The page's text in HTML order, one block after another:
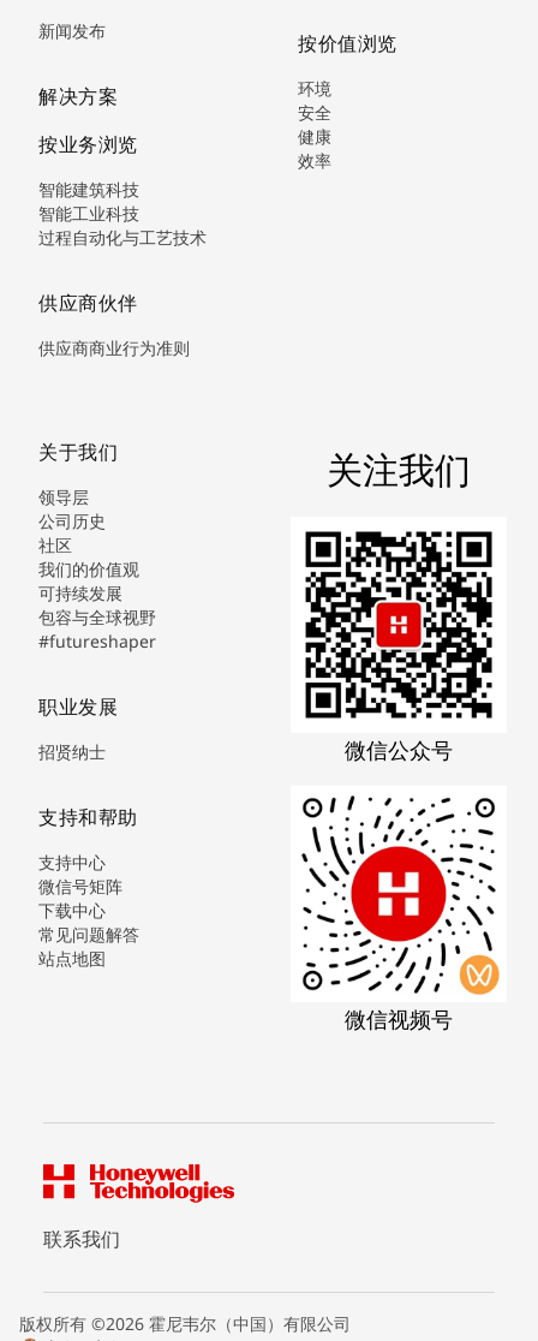
新闻发布
解决方案
按业务浏览
智能建筑科技
智能工业科技
过程自动化与工艺技术
供应商伙伴
供应商商业行为准则
按价值浏览
环境
安全
健康
效率
关于我们
领导层
公司历史
社区
我们的价值观
可持续发展
包容与全球视野
#futureshaper
职业发展
招贤纳士
支持和帮助
支持中心
微信号矩阵
下载中心
常见问题解答
站点地图
关注我们
微信公众号
微信视频号
联系我们
版权所有 ©2026 霍尼韦尔（中国）有限公司